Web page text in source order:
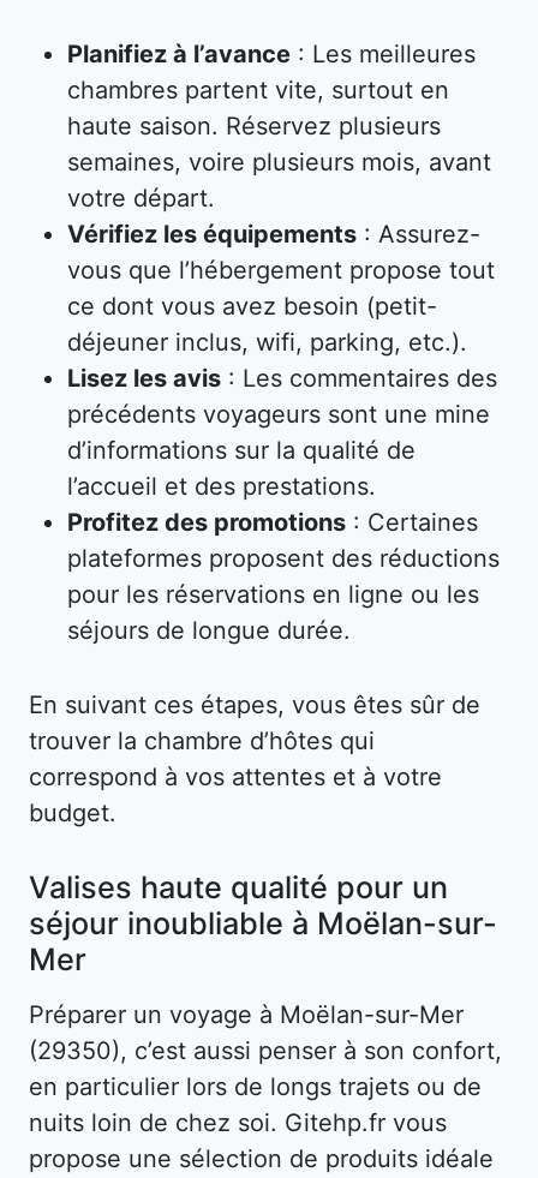
Planifiez à l’avance : Les meilleures
chambres partent vite, surtout en
haute saison. Réservez plusieurs
semaines, voire plusieurs mois, avant
votre départ.
Vérifiez les équipements : Assurez-
vous que l’hébergement propose tout
ce dont vous avez besoin (petit-
déjeuner inclus, wifi, parking, etc.).
Lisez les avis : Les commentaires des
précédents voyageurs sont une mine
d’informations sur la qualité de
l’accueil et des prestations.
Profitez des promotions : Certaines
plateformes proposent des réductions
pour les réservations en ligne ou les
séjours de longue durée.
En suivant ces étapes, vous êtes sûr de
trouver la chambre d’hôtes qui
correspond à vos attentes et à votre
budget.
Valises haute qualité pour un
séjour inoubliable à Moëlan-sur-
Mer
Préparer un voyage à Moëlan-sur-Mer
(29350), c’est aussi penser à son confort,
en particulier lors de longs trajets ou de
nuits loin de chez soi. Gitehp.fr vous
propose une sélection de produits idéale